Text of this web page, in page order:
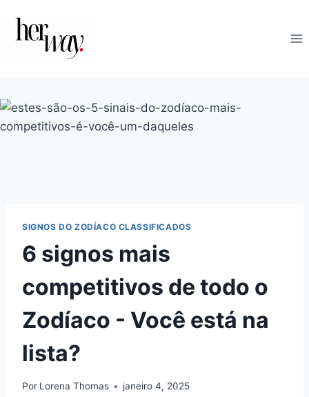
SIGNOS DO ZODÍACO CLASSIFICADOS
6 signos mais
competitivos de todo o
Zodíaco - Você está na
lista?
Por Lorena Thomas janeiro 4, 2025